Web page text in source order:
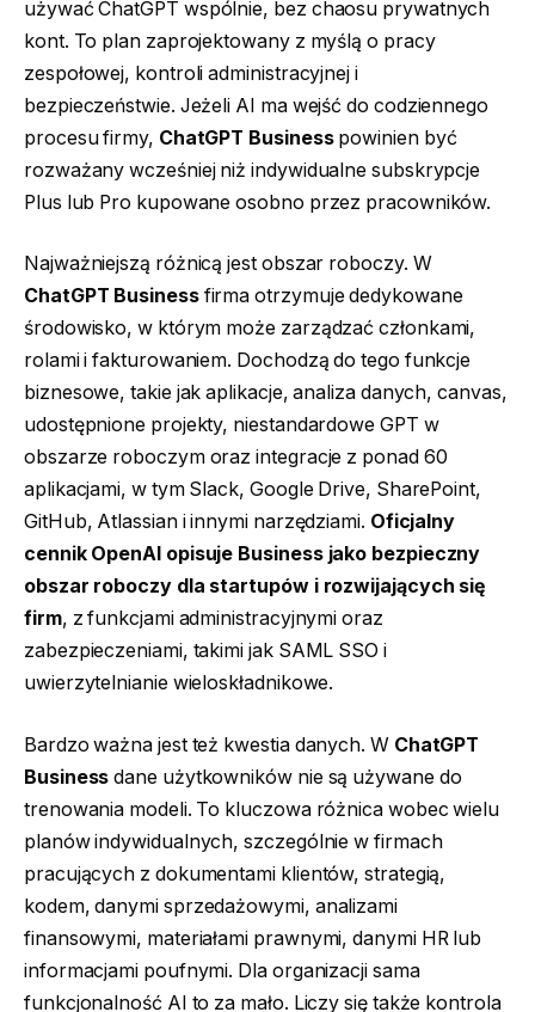
używać ChatGPT wspólnie, bez chaosu prywatnych
kont. To plan zaprojektowany z myślą o pracy
zespołowej, kontroli administracyjnej i
bezpieczeństwie. Jeżeli AI ma wejść do codziennego
procesu firmy, ChatGPT Businesspowinien być
rozważany wcześniej niż indywidualne subskrypcje
Plus lub Pro kupowane osobno przez pracowników.
Najważniejszą różnicą jest obszar roboczy. W
ChatGPT Businessfirma otrzymuje dedykowane
środowisko, w którym może zarządzać członkami,
rolami i fakturowaniem. Dochodzą do tego funkcje
biznesowe, takie jak aplikacje, analiza danych, canvas,
udostępnione projekty, niestandardowe GPT w
obszarze roboczym oraz integracje z ponad 60
aplikacjami, w tym Slack, Google Drive, SharePoint,
GitHub, Atlassian i innymi narzędziami. Oficjalny
cennik OpenAI opisuje Business jako bezpieczny
obszar roboczy dla startupów i rozwijających się
firm, z funkcjami administracyjnymi oraz
zabezpieczeniami, takimi jak SAML SSO i
uwierzytelnianie wieloskładnikowe.
Bardzo ważna jest też kwestia danych. W ChatGPT
Business dane użytkowników nie są używane do
trenowania modeli. To kluczowa różnica wobec wielu
planów indywidualnych, szczególnie w firmach
pracujących z dokumentami klientów, strategią,
kodem, danymi sprzedażowymi, analizami
finansowymi, materiałami prawnymi, danymi HR lub
informacjami poufnymi. Dla organizacji sama
funkcjonalność AI to za mało. Liczy się także kontrola